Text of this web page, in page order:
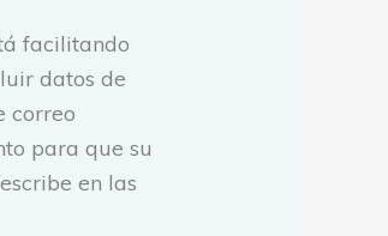
facilitando
datos de
correo
para que su
en las